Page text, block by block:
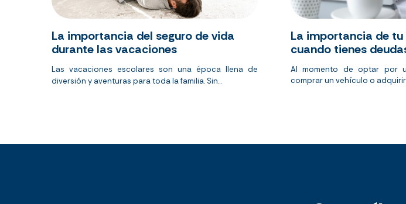
La importancia del seguro de vida
durante las vacaciones
Las vacaciones escolares son una época llena de
diversión y aventuras para toda la familia.Sin...
La importancia de tu
cuando tienes
Al momento de optar por
comprar un vehículo o adquirir